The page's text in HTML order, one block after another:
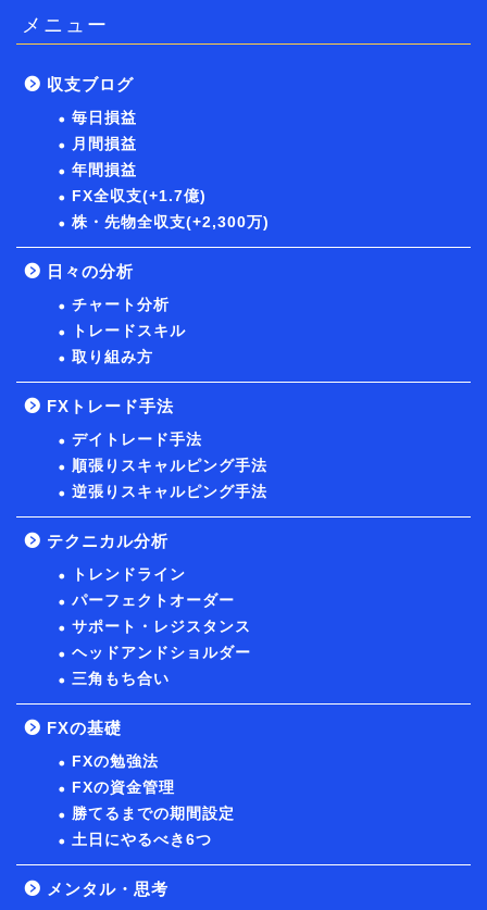
メニュー
収支ブログ
毎日損益
月間損益
年間損益
FX全収支(+1.7億)
株・先物全収支(+2,300万)
日々の分析
チャート分析
トレードスキル
取り組み方
FXトレード手法
デイトレード手法
順張りスキャルピング手法
逆張りスキャルピング手法
テクニカル分析
トレンドライン
パーフェクトオーダー
サポート・レジスタンス
ヘッドアンドショルダー
三角もち合い
FXの基礎
FXの勉強法
FXの資金管理
勝てるまでの期間設定
土日にやるべき6つ
メンタル・思考